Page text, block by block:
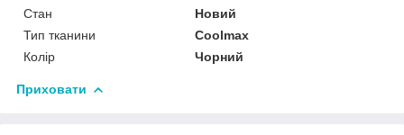
Стан
Новий
Тип тканини
Coolmax
Колір
Чорний
Приховати